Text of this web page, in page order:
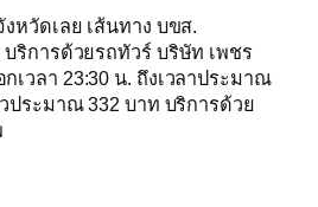
หวัดเลย เส้นทาง บขส.
ริการด้วยรถทัวร์ บริษัท เพชร
เวลา 23:30 น. ถึงเวลาประมาณ
ประมาณ 332 บาท บริการด้วย